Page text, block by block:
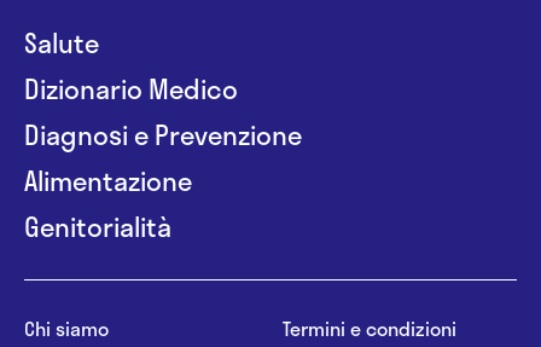
Salute
Dizionario Medico
Diagnosi e Prevenzione
Alimentazione
Genitorialità
Chi siamo
Termini e condizioni